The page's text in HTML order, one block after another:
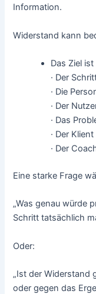
Information.
Widerstand kann
Das Ziel
· Der
· Die
· Der
· Das
· Der
· Der
Eine starke Frage
„Was genau würde
Schritt tatsächlich
Oder:
„Ist der Widerstand
oder gegen das